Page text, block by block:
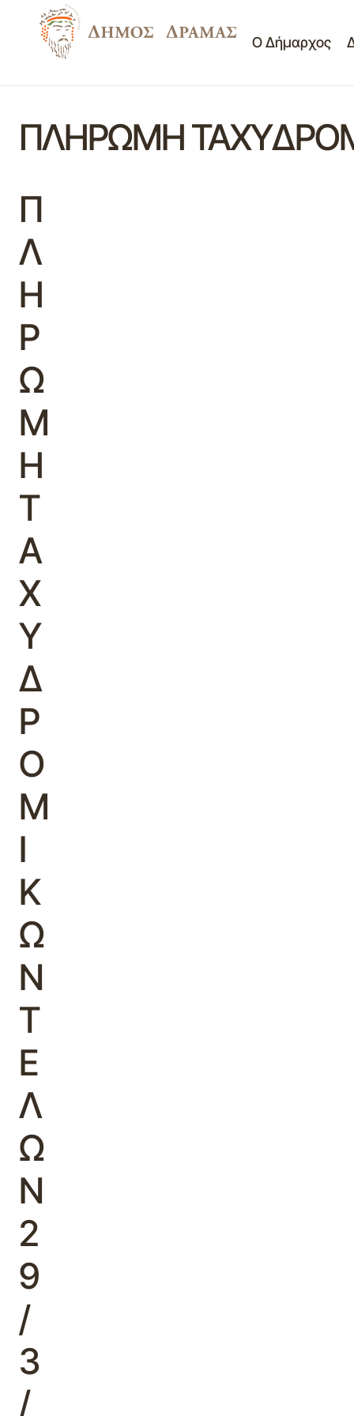
Ο Δήμαρχος
ΠΛΗΡΩΜΗ
Π
Λ
Η
Ρ
Ω
Μ
Η
Τ
Α
Χ
Υ
Δ
Ρ
Ο
Μ
Ι
Κ
Ω
Ν
Τ
Ε
Λ
Ω
Ν
2
9
/
3
/